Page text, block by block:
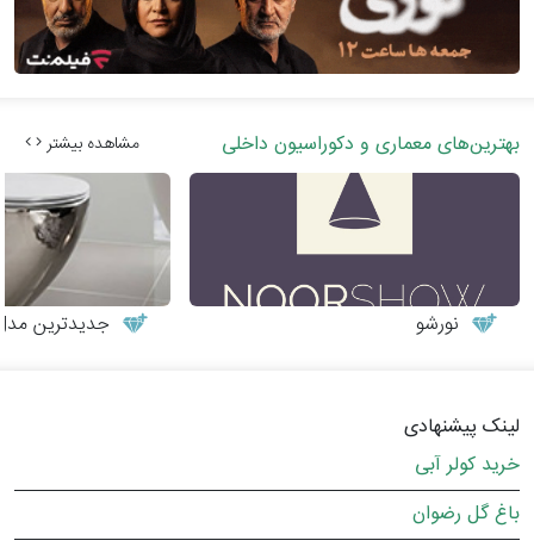
بهترین‌های معماری و دکوراسیون داخلی مشاهده بیشتر
نورشو جدیدترین
لینک پیشنهادی
خرید کولر آبی
باغ گل رضوان